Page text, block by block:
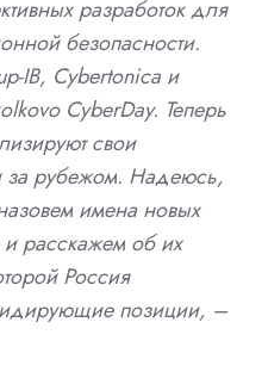
разработок для
безопасности.
IB, Cybertonica и
CyberDay. Теперь
свои
за рубежом. Надеюсь,
имена новых
и расскажем об их
Россия
позиции, –